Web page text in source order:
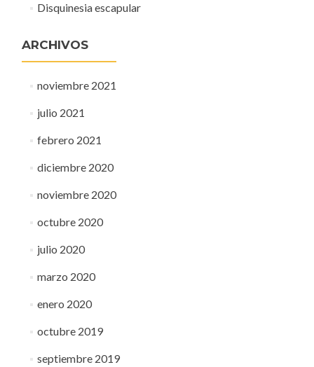
Disquinesia escapular
ARCHIVOS
noviembre 2021
julio 2021
febrero 2021
diciembre 2020
noviembre 2020
octubre 2020
julio 2020
marzo 2020
enero 2020
octubre 2019
septiembre 2019